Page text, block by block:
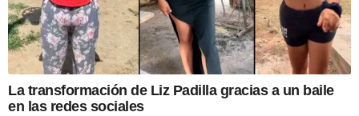
La transformación de Liz Padilla gracias a un baile
en las redes sociales